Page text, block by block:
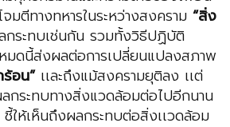
มตีทางทหารในระหว่างสงคราม “สิ่ง
ระทบเช่นกัน รวมทั้งวิธีปฏิบัติ
มดนี้ส่งผลต่อการเปลี่ยนแปลงสภาพ
ร้อน”เเละถึงแม้สงครามยุติลง เเต่
กระทบทางสิ่งแวดล้อมต่อไปอีกนาน
ให้เห็นถึงผลกระทบต่อสิ่งเเวดล้อม